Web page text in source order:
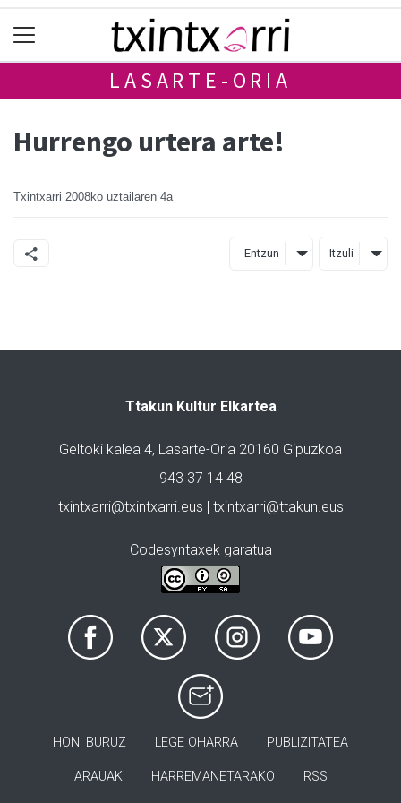
LASARTE-ORIA
Hurrengo urtera arte!
Txintxarri 2008ko uztailaren 4a
Entzun Itzuli
Ttakun Kultur Elkartea
Geltoki kalea 4, Lasarte-Oria 20160 Gipuzkoa
943 37 14 48
txintxarri@txintxarri.eus | txintxarri@ttakun.eus
Codesyntaxek garatua
HONI BURUZ LEGE OHARRA PUBLIZITATEA
ARAUAK HARREMANETARAKO RSS